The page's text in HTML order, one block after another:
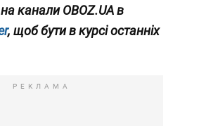
канали OBOZ.UA в
, щоб бути в курсі останніх
РЕКЛАМА